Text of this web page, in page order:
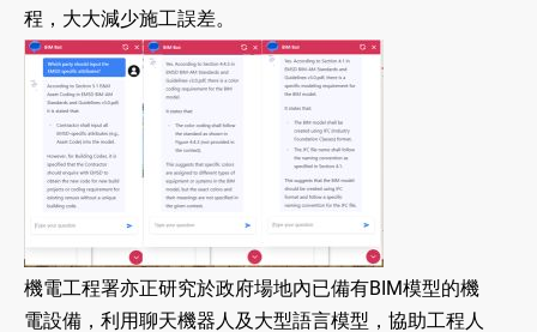
程，大大減少施工誤差。
機電工程署亦正研究於政府場地內已備有BIM模型的機
電設備，利用聊天機器人及大型語言模型，協助工程人